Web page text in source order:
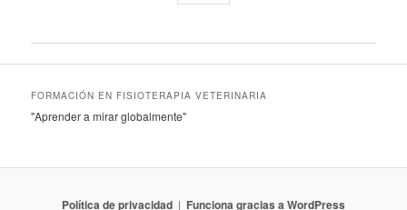
FORMACIÓN EN FISIOTERAPIA VETERINARIA
"Aprender a mirar globalmente"
Política de privacidad Funciona gracias a WordPress